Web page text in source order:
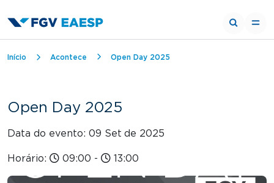
Trilha de navegação
Início Acontece Open Day 2025
Open Day 2025
Data do evento: 09 Set de 2025
Horário: 09:00 - 13:00